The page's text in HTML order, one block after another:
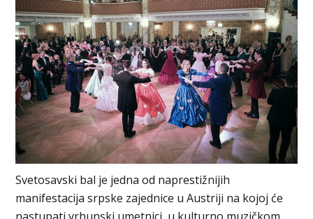
Svetosavski bal je jedna od naprestižnijih
manifestacija srpske zajednice u Austriji na kojoj će